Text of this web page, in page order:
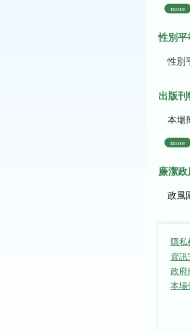
more
性別平
性別
出版刊
本場
more
廉潔政
政風
隱
資訊
政府
本場